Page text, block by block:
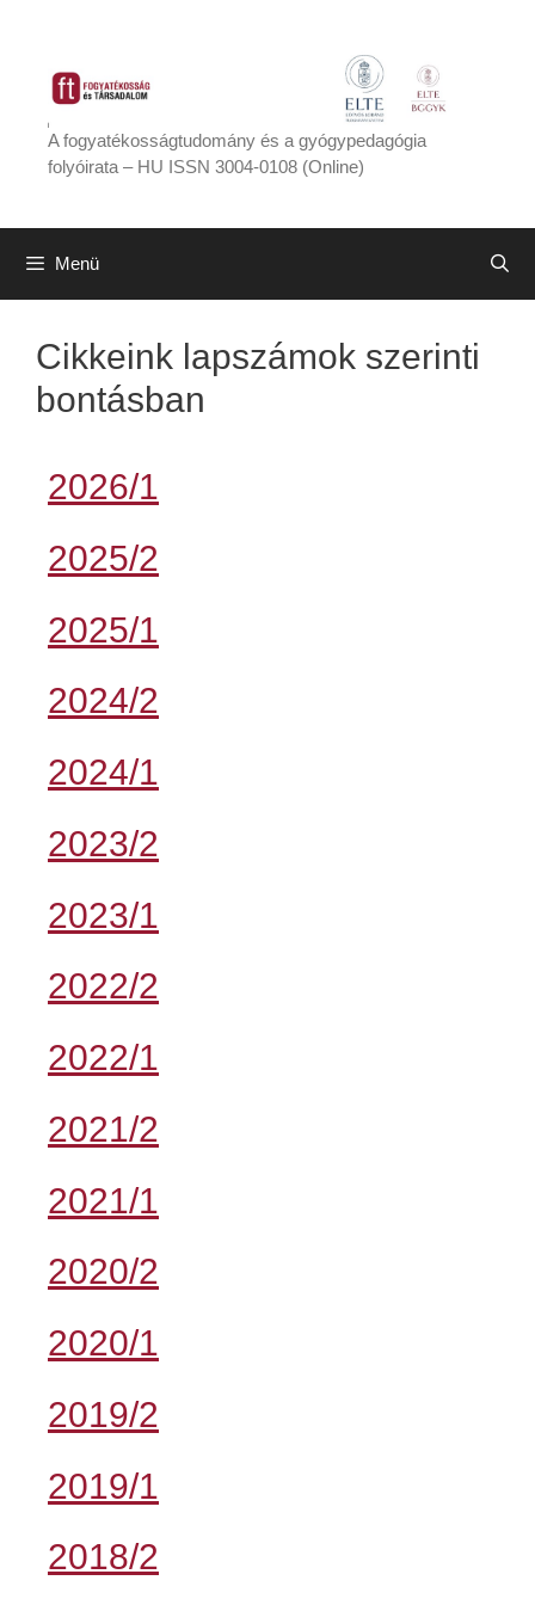
tartalomba
A fogyatékosságtudomány és a gyógypedagógia
folyóirata – HU ISSN 3004-0108 (Online)
Menü
Cikkeink lapszámok szerinti
bontásban
2026/1
2025/2
2025/1
2024/2
2024/1
2023/2
2023/1
2022/2
2022/1
2021/2
2021/1
2020/2
2020/1
2019/2
2019/1
2018/2